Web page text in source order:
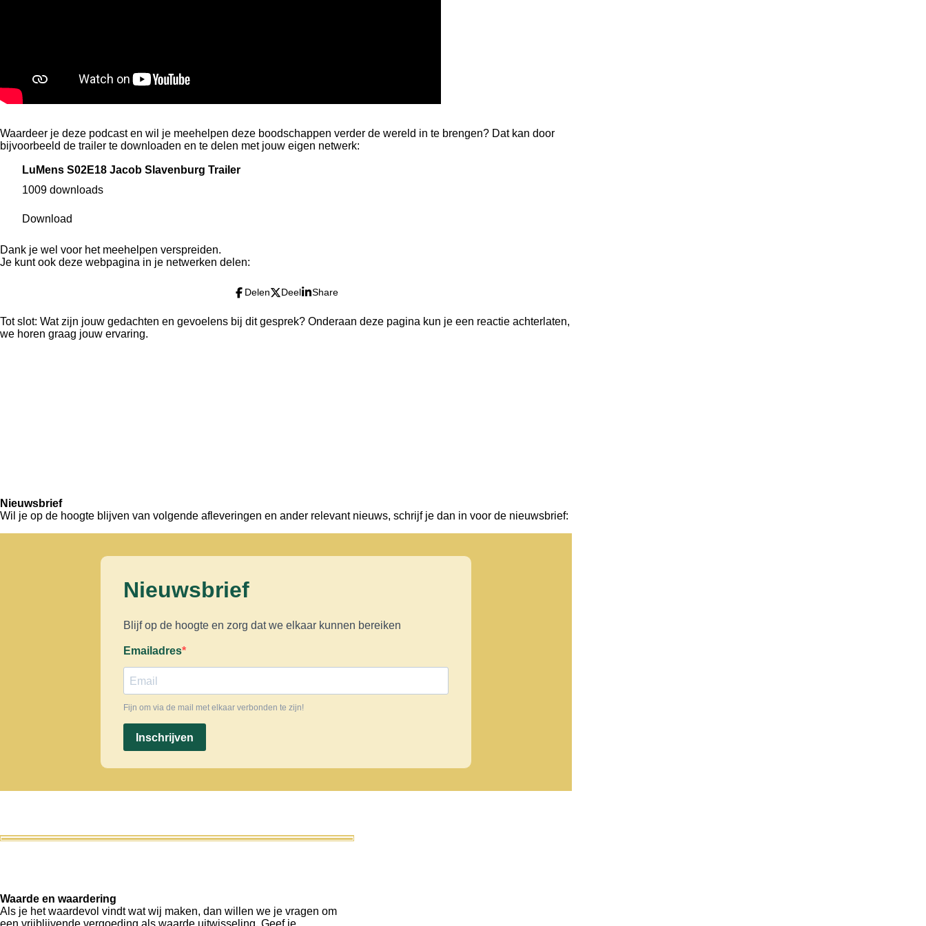
Waardeer je deze podcast en wil je meehelpen deze boodschappen verder de wereld in te brengen? Dat kan door
bijvoorbeeld de trailer te downloaden en te delen met jouw eigen netwerk:
LuMens S02E18 Jacob Slavenburg Trailer
1009 downloads
Download
Dank je wel voor het meehelpen verspreiden.
Je kunt ook deze webpagina in je netwerken delen:
Delen Deel Share
Tot slot: Wat zijn jouw gedachten en gevoelens bij dit gesprek? Onderaan deze pagina kun je een reactie achterlaten,
we horen graag jouw ervaring.
Nieuwsbrief
Wil je op de hoogte blijven van volgende afleveringen en ander relevant nieuws, schrijf je dan in voor de nieuwsbrief:
Nieuwsbrief
Blijf op de hoogte en zorg dat we elkaar kunnen bereiken
Emailadres
Fijn om via de mail met elkaar verbonden te zijn!
Inschrijven
Waarde en waardering
Als je het waardevol vindt wat wij maken, dan willen we je vragen om
een vrijblijvende vergoeding als waarde uitwisseling. Geef je